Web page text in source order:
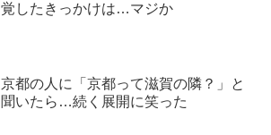
覚したきっかけは…マジか
京都の人に「京都って滋賀の隣？」と
聞いたら…続く展開に笑った